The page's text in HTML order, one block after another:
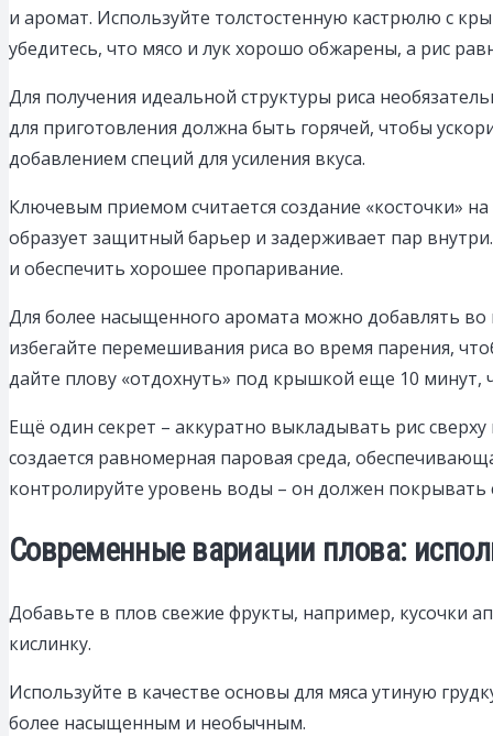
и аромат. Используйте толстостенную кастрюлю с
убедитесь, что мясо и лук хорошо обжарены, а рис
Для получения идеальной структуры риса
для приготовления должна быть горячей, чтобы
добавлением специй для усиления вкуса.
Ключевым приемом считается создание «косточки»
образует защитный барьер и задерживает пар
и обеспечить хорошее пропаривание.
Для более насыщенного аромата можно добавлять во
избегайте перемешивания риса во время парения,
дайте плову «отдохнуть» под крышкой еще 10 минут,
Ещё один секрет – аккуратно выкладывать рис
создается равномерная паровая среда,
контролируйте уровень воды – он должен покрывать
Современные вариации плова:
Добавьте в плов свежие фрукты, например, кусочки
кислинку.
Используйте в качестве основы для мяса утиную
более насыщенным и необычным.